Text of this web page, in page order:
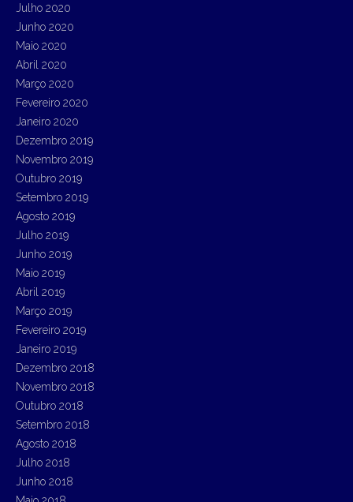
Julho 2020
Junho 2020
Maio 2020
Abril 2020
Março 2020
Fevereiro 2020
Janeiro 2020
Dezembro 2019
Novembro 2019
Outubro 2019
Setembro 2019
Agosto 2019
Julho 2019
Junho 2019
Maio 2019
Abril 2019
Março 2019
Fevereiro 2019
Janeiro 2019
Dezembro 2018
Novembro 2018
Outubro 2018
Setembro 2018
Agosto 2018
Julho 2018
Junho 2018